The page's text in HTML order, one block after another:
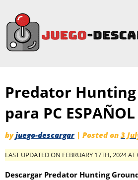
Predator
para PC ESPAÑOL
byjuego-descargar | Posted on 3
LAST UPDATED ON FEBRUARY 17TH, 2024
Descargar Predator Hunting